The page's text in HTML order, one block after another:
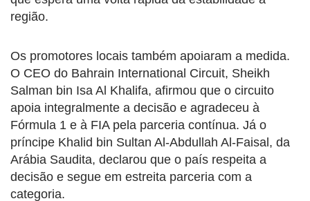
região.
Os promotores locais também apoiaram a medida.
O CEO do Bahrain International Circuit, Sheikh
Salman bin Isa Al Khalifa, afirmou que o circuito
apoia integralmente a decisão e agradeceu à
Fórmula 1 e à FIA pela parceria contínua. Já o
príncipe Khalid bin Sultan Al-Abdullah Al-Faisal, da
Arábia Saudita, declarou que o país respeita a
decisão e segue em estreita parceria com a
categoria.